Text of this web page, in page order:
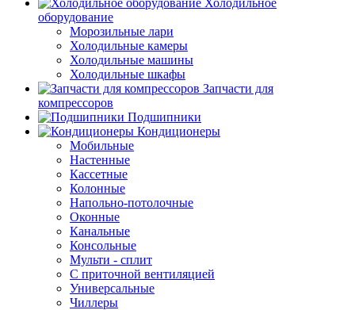
Холодильное
оборудование
Морозильные лари
Холодильные камеры
Холодильные машины
Холодильные шкафы
Запчасти для
компрессоров
Подшипники
Кондиционеры
Мобильные
Настенные
Кассетные
Колонные
Напольно-потолочные
Оконные
Канальные
Консольные
Мульти - сплит
С приточной вентиляцией
Универсальные
Чиллеры